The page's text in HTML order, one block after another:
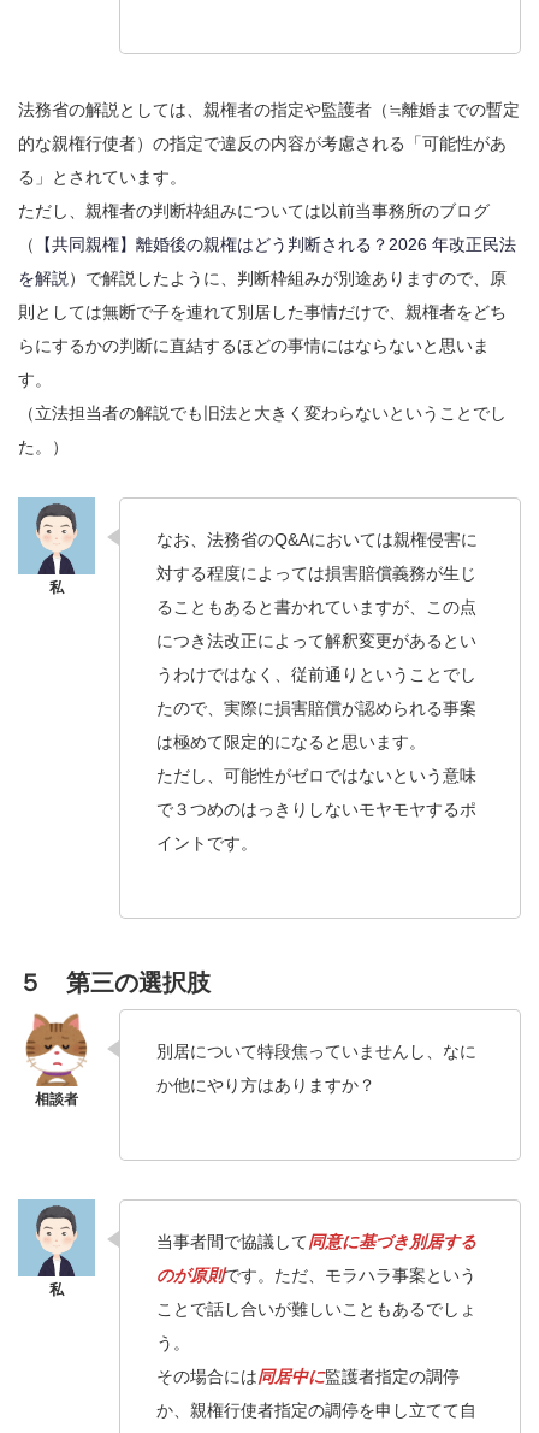
法務省の解説としては、親権者の指定や監護者（≒離婚までの暫定
的な親権行使者）の指定で違反の内容が考慮される「可能性があ
る」とされています。
ただし、親権者の判断枠組みについては以前当事務所のブログ
（
【共同親権】離婚後の親権はどう判断される？2026 年改正民法
を解説）で解説したように、判断枠組みが別途ありますので、原
則としては無断で子を連れて別居した事情だけで、親権者をどち
らにするかの判断に直結するほどの事情にはならないと思いま
す。
（立法担当者の解説でも旧法と大きく変わらないということでし
た。）
なお、法務省のQ&Aにおいては親権侵害に
対する程度によっては損害賠償義務が生じ
ることもあると書かれていますが、この点
につき法改正によって解釈変更があるとい
うわけではなく、従前通りということでし
たので、実際に損害賠償が認められる事案
は極めて限定的になると思います。
ただし、可能性がゼロではないという意味
で３つめのはっきりしないモヤモヤするポ
イントです。
５ 第三の選択肢
別居について特段焦っていませんし、なに
か他にやり方はありますか？
当事者間で協議して同意に基づき別居する
のが原則です。ただ、モラハラ事案という
ことで話し合いが難しいこともあるでしょ
う。
その場合には同居中に監護者指定の調停
か、親権行使者指定の調停を申し立てて自